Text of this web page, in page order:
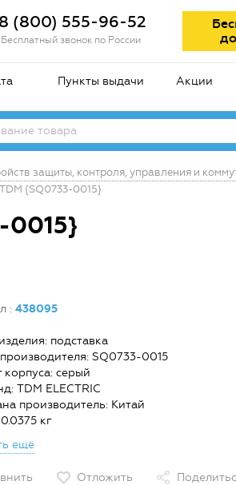
8 (800) 555-96-52
Бесплатный звонок по России
Пункты выдачи Акции
защиты, контроля, управления и
{SQ0733-0015}
0015}
: 438095
подставка
SQ0733-0015
корпуса: серый
TDM ELECTRIC
производитель: Китай
кг
ещё
Отложить